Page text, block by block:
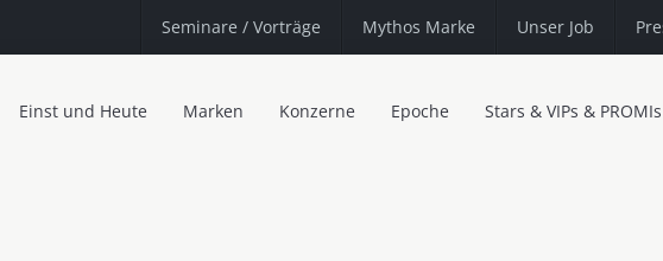
Seminare / Vorträge Mythos Marke Unser Job
Einst und Heute Marken Konzerne Epoche Stars & VIPs & PROMIs